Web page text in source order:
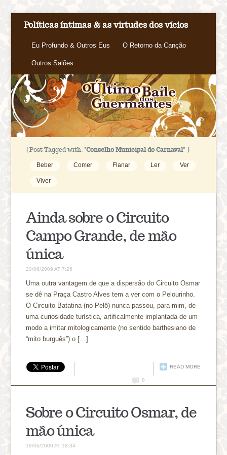
Políticas íntimas & as virtudes dos vícios
Eu Profundo & Outros Eus O Retorno da Canção
Outros Salões
[Post Tagged with: "Conselho Municipal do Carnaval" ]
Beber Comer Flanar Ler Ver
Viver
Ainda sobre o Circuito
Campo Grande, de mão
única
20/06/2009 AT 7:26
Uma outra vantagem de que a dispersão do Circuito Osmar
se dê na Praça Castro Alves tem a ver com o Pelourinho.
O Circuito Batatina (no Pelô) nunca passou, para mim, de
uma curiosidade turística, artificalmente implantada de um
modo a imitar mitologicamente (no sentido barthesiano de
“mito burguês”) o […]
READ MORE
0
Sobre o Circuito Osmar, de
mão única
18/06/2009 AT 18:34